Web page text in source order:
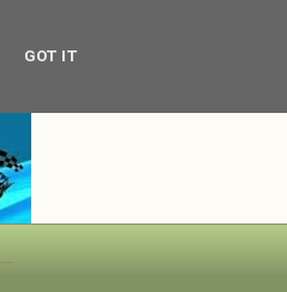
GOT IT